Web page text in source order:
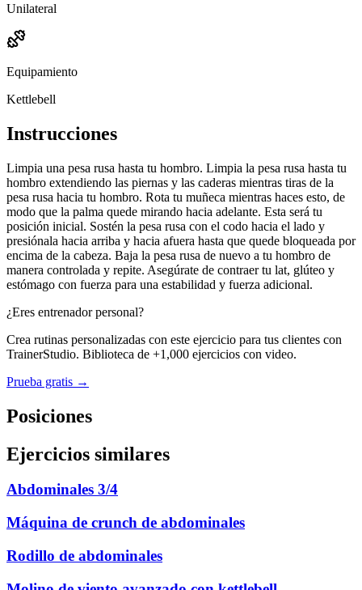
Unilateral
Equipamiento
Kettlebell
Instrucciones
Limpia una pesa rusa hasta tu hombro. Limpia la pesa rusa hasta tu
hombro extendiendo las piernas y las caderas mientras tiras de la
pesa rusa hacia tu hombro. Rota tu muñeca mientras haces esto, de
modo que la palma quede mirando hacia adelante. Esta será tu
posición inicial. Sostén la pesa rusa con el codo hacia el lado y
presiónala hacia arriba y hacia afuera hasta que quede bloqueada por
encima de la cabeza. Baja la pesa rusa de nuevo a tu hombro de
manera controlada y repite. Asegúrate de contraer tu lat, glúteo y
estómago con fuerza para una estabilidad y fuerza adicional.
¿Eres entrenador personal?
Crea rutinas personalizadas con este ejercicio para tus clientes con
TrainerStudio. Biblioteca de +1,000 ejercicios con video.
Prueba gratis →
Posiciones
Ejercicios similares
Abdominales 3/4
Máquina de crunch de abdominales
Rodillo de abdominales